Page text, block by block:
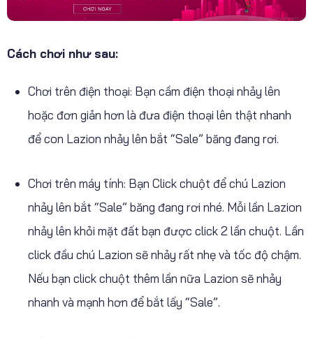
Cách chơi như sau:
Chơi trên điện thoại: Bạn cầm điện thoại nhảy lên
hoặc đơn giản hơn là đưa điện thoại lên thật nhanh
để con Lazion nhảy lên bắt “Sale” băng đang rơi.
Chơi trên máy tính: Bạn Click chuột để chú Lazion
nhảy lên bắt “Sale” băng đang rơi nhé. Mỗi lần Lazion
nhảy lên khỏi mặt đất bạn được click 2 lần chuột. Lần
click đầu chú Lazion sẽ nhảy rất nhẹ và tốc độ chậm.
Nếu bạn click chuột thêm lần nữa Lazion sẽ nhảy
nhanh và mạnh hơn để bắt lấy “Sale”.